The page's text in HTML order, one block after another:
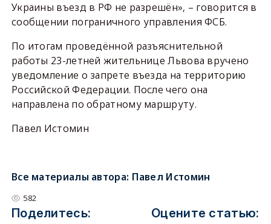
Украины въезд в РФ не разрешён», – говорится в
сообщении пограничного управления ФСБ.
По итогам проведённой разъяснительной
работы 23-летней жительнице Львова вручено
уведомление о запрете въезда на территорию
Российской Федерации. После чего она
направлена по обратному маршруту.
Павел Истомин
Все материалы автора: Павел Истомин
582
Поделитесь: Оцените статью: